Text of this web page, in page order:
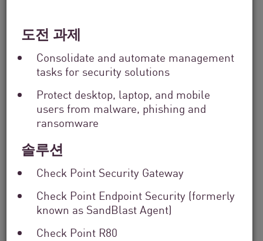
도전 과제
Consolidate and automate management
tasks for security solutions
Protect desktop, laptop, and mobile
users from malware, phishing and
ransomware
솔루션
Check Point Security Gateway
Check Point Endpoint Security (formerly
known as SandBlast Agent)
Check Point R80
금융 서비스